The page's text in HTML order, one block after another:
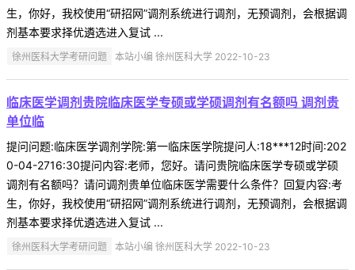
生，你好，我校使用“研招网”调剂系统进行调剂，无预调剂，会根据调
剂基本要求择优遴选进入复试 ...
徐州医科大学考研问题 本站小编 徐州医科大学 2022-10-23
临床医学调剂贵院临床医学专硕或学硕调剂有名额吗 调剂贵
单位临
提问问题:临床医学调剂学院:第一临床医学院提问人:18***12时间:202
0-04-2716:30提问内容:老师，您好。请问贵院临床医学专硕或学硕
调剂有名额吗？请问调剂贵单位临床医学需要什么条件？回复内容:考
生，你好，我校使用“研招网”调剂系统进行调剂，无预调剂，会根据调
剂基本要求择优遴选进入复试 ...
徐州医科大学考研问题 本站小编 徐州医科大学 2022-10-23